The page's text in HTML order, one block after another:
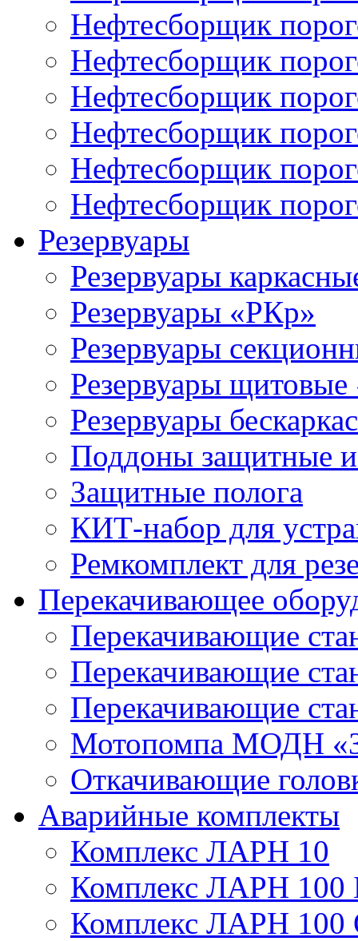
Нефтесборщик
Нефтесборщик
Нефтесборщик
Нефтесборщик
Нефтесборщик
Нефтесборщик
Резервуары
Резервуары
Резервуары «РКр»
Резервуары
Резервуары
Резервуары
Поддоны защитные
Защитные полога
КИТ-набор для
Ремкомплект для
Перекачивающее
Перекачивающие
Перекачивающие
Перекачивающие
Мотопомпа МОДН
Откачивающие
Аварийные комплекты
Комплекс ЛАРН 10
Комплекс ЛАРН 100
Комплекс ЛАРН 100